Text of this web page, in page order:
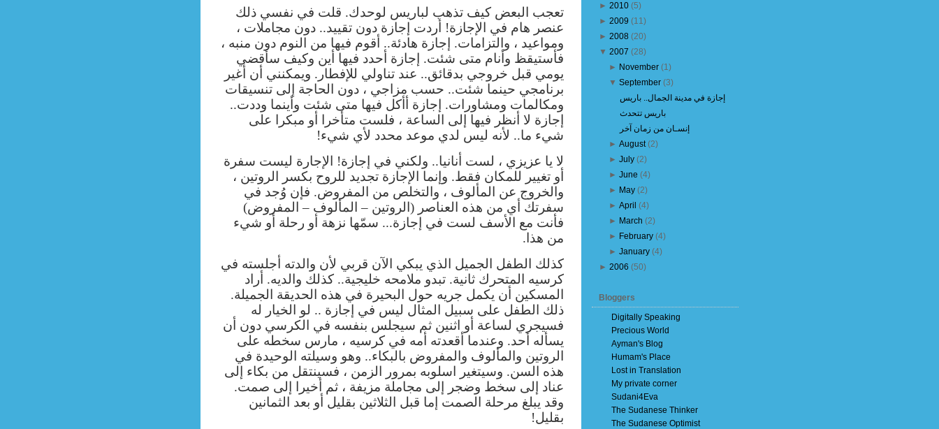
تعجب البعض كيف تذهب لباريس لوحدك. قلت في نفسي ذلك
عنصر هام في الإجازة! أردت إجازة دون تقييد.. دون مجاملات ،
ومواعيد ، والتزامات. إجازة هادئة.. أقوم فيها من النوم دون منبه ،
فأستيقظ وأنام متى شئت. إجازة أحدد فيها أين وكيف سأقضي
يومي قبل خروجي بدقائق.. عند تناولي للإفطار. ويمكنني أن أغير
برنامجي حينما شئت.. حسب مزاجي ، دون الحاجة إلى تنسيقات
ومكالمات ومشاورات. إجازة أأكل فيها متى شئت وأينما وددت..
إجازة لا أنظر فيها إلى الساعة ، فلست متأخرا أو مبكرا على
شيء ما.. لأنه ليس لدي موعد محدد لأي شيء!
لا يا عزيزي ، لست أنانيا.. ولكني في إجازة! الإجارة ليست سفرة
أو تغيير للمكان فقط. وإنما الإجازة تجديد للروح بكسر الروتين ،
والخروج عن المألوف ، والتخلص من المفروض. فإن وُجد في
سفرتك أي من هذه العناصر (الروتين – المألوف – المفروض)
فأنت مع الأسف لست في إجازة... سمّها نزهة أو رحلة أو شيء
من هذا.
كذلك الطفل الجميل الذي يبكي الآن قربي لأن والدته أجلسته في
كرسيه المتحرك ثانية. تبدو ملامحه خليجية.. كذلك والديه. أراد
المسكين أن يكمل جريه حول البحيرة في هذه الحديقة الجميلة.
ذلك الطفل على سبيل المثال ليس في إجازة .. لو الخيار له
فسيجري لساعة أو اثنين ثم سيجلس بنفسه في الكرسي دون أن
يسأله أحد. وعندما أقعدته أمه في كرسيه ، مارس سخطه على
الروتين والمألوف والمفروض بالبكاء.. وهو وسيلته الوحيدة في
هذه السن. وسيتغير اسلوبه بمرور الزمن ، فسينتقل من بكاء إلى
عناد إلى سخط وضجر إلى مجاملة مزيفة ، ثم أخيرا إلى صمت.
وقد يبلغ مرحلة الصمت إما قبل الثلاثين بقليل أو بعد الثمانين
بقليل!
► 2010 (5)
► 2009 (11)
► 2008 (20)
▼ 2007 (28)
► November (1)
▼September (3)
إجازة في مدينة الجمال.. باريس
باريس تتحدث
إنسـان من زمان آخر
►August(2)
►July (2)
►June (4)
► May (2)
►April (4)
► March (2)
► February (4)
►January (4)
► 2006 (50)
Bloggers
Digitally Speaking
Precious World
Ayman's Blog
Humam's Place
Lost in Translation
My private corner
Sudani4Eva
The Sudanese Thinker
The Sudanese Optimist